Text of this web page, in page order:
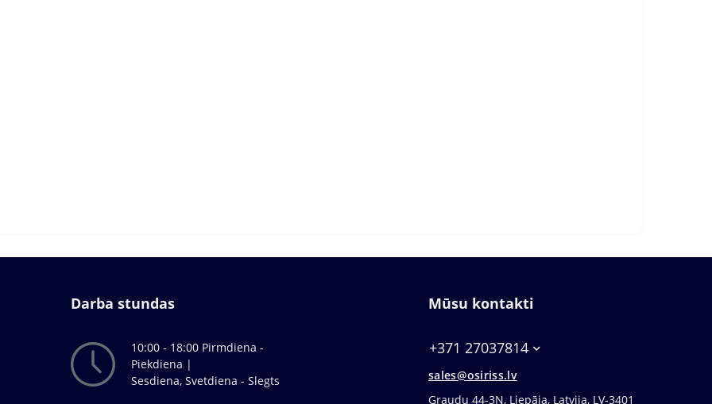
Darba stundas
10:00 - 18:00 Pirmdiena -
Piekdiena |
Sesdiena, Svetdiena - Slegts
Mūsu kontakti
+371 27037814
sales@osiriss.lv
Graudu 44-3N, Liepāja, Latvija, LV-3401